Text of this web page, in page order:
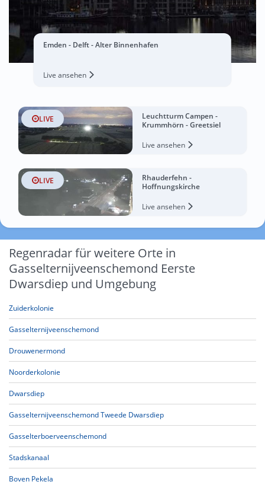
Emden - Delft - Alter Binnenhafen
Live ansehen
LIVE
Leuchtturm Campen -
Krummhörn - Greetsiel
Live ansehen
LIVE
Rhauderfehn -
Hoffnungskirche
Live ansehen
Regenradar für weitere Orte in
Gasselternijveenschemond Eerste
Dwarsdiep und Umgebung
Zuiderkolonie
Gasselternijveenschemond
Drouwenermond
Noorderkolonie
Dwarsdiep
Gasselternijveenschemond Tweede Dwarsdiep
Gasselterboerveenschemond
Stadskanaal
Boven Pekela